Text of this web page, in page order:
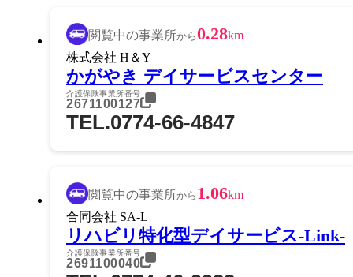
閲覧中の事業所から0.28km
株式会社 H＆Y
かがやき デイサービスセンター
介護保険事業所番号
2671100127
TEL.0774-66-4847
閲覧中の事業所から 1.06km
合同会社 SA-L
リハビリ特化型デイサービス-Link-
介護保険事業所番号
2691100040